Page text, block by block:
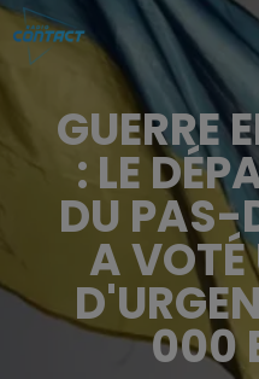
GUERRE
: LE
DU
A VOTÉ
000